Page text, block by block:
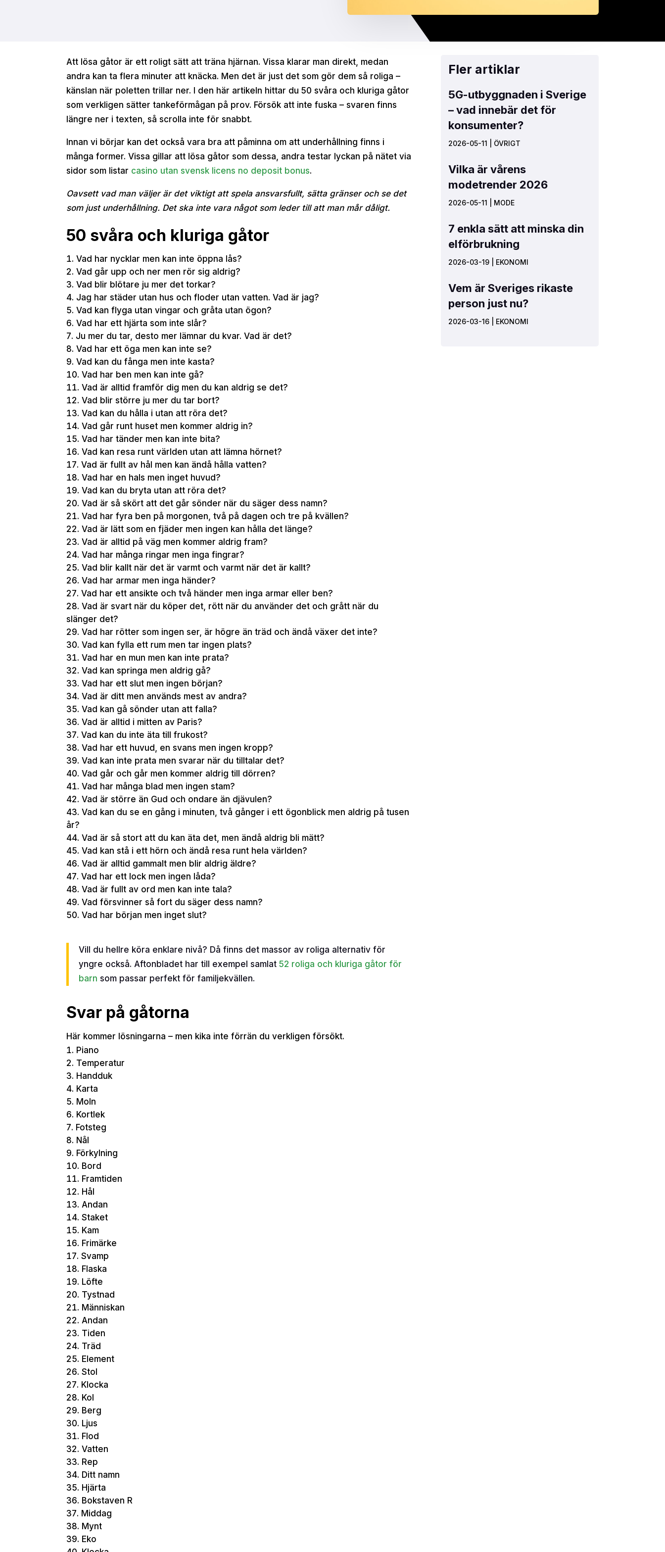
Att lösa gåtor är ett roligt sätt att träna hjärnan. Vissa klarar man direkt, medan
andra kan ta flera minuter att knäcka. Men det är just det som gör dem så roliga –
känslan när poletten trillar ner. I den här artikeln hittar du 50 svåra och kluriga gåtor
som verkligen sätter tankeförmågan på prov. Försök att inte fuska – svaren finns
längre ner i texten, så scrolla inte för snabbt.
Innan vi börjar kan det också vara bra att påminna om att underhållning finns i
många former. Vissa gillar att lösa gåtor som dessa, andra testar lyckan på nätet via
sidor som listar casino utan svensk licens no deposit bonus.
Oavsett vad man väljer är det viktigt att spela ansvarsfullt, sätta gränser och se det
som just underhållning. Det ska inte vara något som leder till att man mår dåligt.
50 svåra och kluriga gåtor
Vad har nycklar men kan inte öppna lås?
Vad går upp och ner men rör sig aldrig?
Vad blir blötare ju mer det torkar?
Jag har städer utan hus och floder utan vatten. Vad är jag?
Vad kan flyga utan vingar och gråta utan ögon?
Vad har ett hjärta som inte slår?
Ju mer du tar, desto mer lämnar du kvar. Vad är det?
Vad har ett öga men kan inte se?
Vad kan du fånga men inte kasta?
Vad har ben men kan inte gå?
Vad är alltid framför dig men du kan aldrig se det?
Vad blir större ju mer du tar bort?
Vad kan du hålla i utan att röra det?
Vad går runt huset men kommer aldrig in?
Vad har tänder men kan inte bita?
Vad kan resa runt världen utan att lämna hörnet?
Vad är fullt av hål men kan ändå hålla vatten?
Vad har en hals men inget huvud?
Vad kan du bryta utan att röra det?
Vad är så skört att det går sönder när du säger dess namn?
Vad har fyra ben på morgonen, två på dagen och tre på kvällen?
Vad är lätt som en fjäder men ingen kan hålla det länge?
Vad är alltid på väg men kommer aldrig fram?
Vad har många ringar men inga fingrar?
Vad blir kallt när det är varmt och varmt när det är kallt?
Vad har armar men inga händer?
Vad har ett ansikte och två händer men inga armar eller ben?
Vad är svart när du köper det, rött när du använder det och grått när du
slänger det?
Vad har rötter som ingen ser, är högre än träd och ändå växer det inte?
Vad kan fylla ett rum men tar ingen plats?
Vad har en mun men kan inte prata?
Vad kan springa men aldrig gå?
Vad har ett slut men ingen början?
Vad är ditt men används mest av andra?
Vad kan gå sönder utan att falla?
Vad är alltid i mitten av Paris?
Vad kan du inte äta till frukost?
Vad har ett huvud, en svans men ingen kropp?
Vad kan inte prata men svarar när du tilltalar det?
Vad går och går men kommer aldrig till dörren?
Vad har många blad men ingen stam?
Vad är större än Gud och ondare än djävulen?
Vad kan du se en gång i minuten, två gånger i ett ögonblick men aldrig på tusen
år?
Vad är så stort att du kan äta det, men ändå aldrig bli mätt?
Vad kan stå i ett hörn och ändå resa runt hela världen?
Vad är alltid gammalt men blir aldrig äldre?
Vad har ett lock men ingen låda?
Vad är fullt av ord men kan inte tala?
Vad försvinner så fort du säger dess namn?
Vad har början men inget slut?
Vill du hellre köra enklare nivå? Då finns det massor av roliga alternativ för
yngre också. Aftonbladet har till exempel samlat52 roliga och kluriga gåtor för
barn som passar perfekt för familjekvällen.
Svar på gåtorna
Här kommer lösningarna – men kika inte förrän du verkligen försökt.
Piano
Temperatur
Handduk
Karta
Moln
Kortlek
Fotsteg
Nål
Förkylning
Bord
Framtiden
Hål
Andan
Staket
Kam
Frimärke
Svamp
Flaska
Löfte
Tystnad
Människan
Andan
Tiden
Träd
Element
Stol
Klocka
Kol
Berg
Ljus
Flod
Vatten
Rep
Ditt namn
Hjärta
Bokstaven R
Middag
Mynt
Eko
Fler artiklar
5G-utbyggnaden i Sverige
– vad innebär det för
konsumenter?
2026-05-11 ÖVRIGT
Vilka är vårens
modetrender 2026
2026-05-11 MODE
7 enkla sätt att minska din
elförbrukning
2026-03-19| EKONOMI
Vem är Sveriges rikaste
person just nu?
2026-03-16| EKONOMI